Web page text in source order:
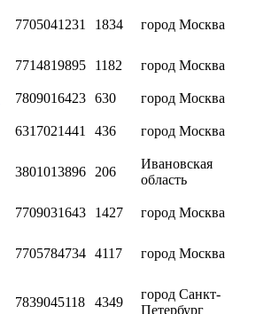
7705041231 1834 город Москва
7714819895 1182 город Москва
7809016423 630 город Москва
6317021441 436 город Москва
3801013896 206
Ивановская
область
7709031643 1427 город Москва
7705784734 4117 город Москва
7839045118 4349
город Санкт-
Петербург